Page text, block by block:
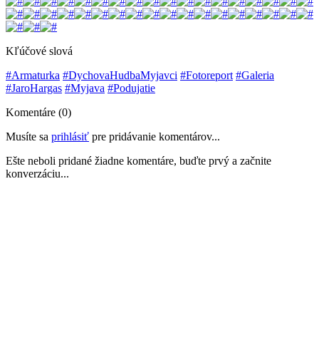
Kľúčové slová
#Armaturka #DychovaHudbaMyjavci #Fotoreport #Galeria
#JaroHargas #Myjava #Podujatie
Komentáre (0)
Musíte sa prihlásiť pre pridávanie komentárov...
Ešte neboli pridané žiadne komentáre, buďte prvý a začnite
konverzáciu...